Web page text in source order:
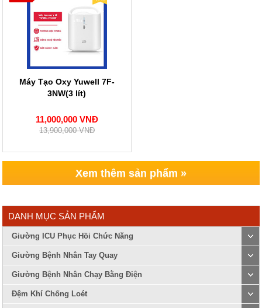
Máy Tạo Oxy Yuwell 7F-
3NW(3 lít)
11,000,000 VNĐ
13,900,000 VNĐ
Xem thêm sản phẩm »
DANH MỤC SẢN PHẨM
Giường ICU Phục Hồi Chức Năng
Giường Bệnh Nhân Tay Quay
Giường Bệnh Nhân Chạy Bằng Điện
Đệm Khí Chống Loét